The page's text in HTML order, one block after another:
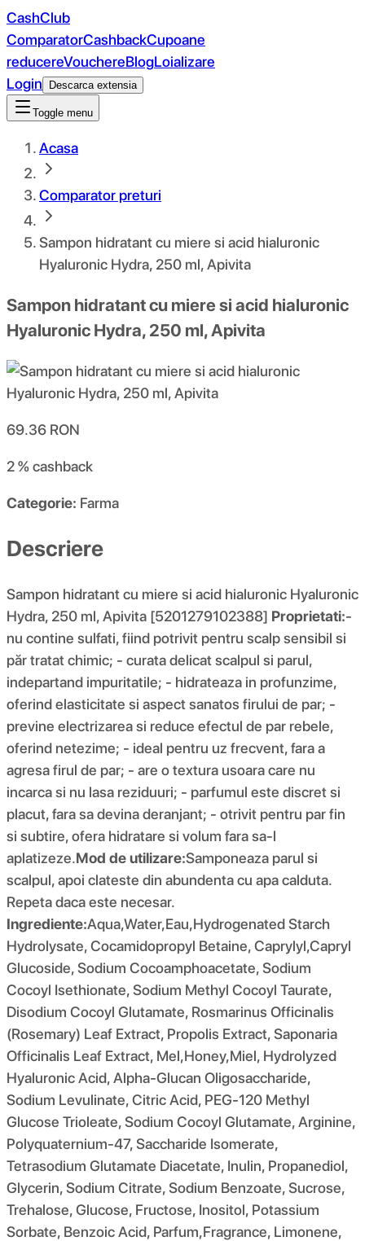
CashClub
ComparatorCashbackCupoane
reducereVouchereBlogLoializare
Login
Descarca extensia
Toggle menu
Acasa
Comparator preturi
Sampon hidratant cu miere si acid hialuronic
Hyaluronic Hydra, 250 ml, Apivita
Sampon hidratant cu miere si acid hialuronic
Hyaluronic Hydra, 250 ml, Apivita
69.36 RON
2 %cashback
Categorie: Farma
Descriere
Sampon hidratant cu miere si acid hialuronic Hyaluronic
Hydra, 250 ml, Apivita [5201279102388] Proprietati:-
nu contine sulfati, fiind potrivit pentru scalp sensibil si
păr tratat chimic; - curata delicat scalpul si parul,
indepartand impuritatile; - hidrateaza in profunzime,
oferind elasticitate si aspect sanatos firului de par; -
previne electrizarea si reduce efectul de par rebele,
oferind netezime; - ideal pentru uz frecvent, fara a
agresa firul de par; - are o textura usoara care nu
incarca si nu lasa reziduuri; - parfumul este discret si
placut, fara sa devina deranjant; - otrivit pentru par fin
si subtire, ofera hidratare si volum fara sa-l
aplatizeze.Mod de utilizare:Samponeaza parul si
scalpul, apoi clateste din abundenta cu apa calduta.
Repeta daca este necesar.
Ingrediente:Aqua,Water,Eau,Hydrogenated Starch
Hydrolysate, Cocamidopropyl Betaine, Caprylyl,Capryl
Glucoside, Sodium Cocoamphoacetate, Sodium
Cocoyl Isethionate, Sodium Methyl Cocoyl Taurate,
Disodium Cocoyl Glutamate, Rosmarinus Officinalis
(Rosemary) Leaf Extract, Propolis Extract, Saponaria
Officinalis Leaf Extract, Mel,Honey,Miel, Hydrolyzed
Hyaluronic Acid, Alpha-Glucan Oligosaccharide,
Sodium Levulinate, Citric Acid, PEG-120 Methyl
Glucose Trioleate, Sodium Cocoyl Glutamate, Arginine,
Polyquaternium-47, Saccharide Isomerate,
Tetrasodium Glutamate Diacetate, Inulin, Propanediol,
Glycerin, Sodium Citrate, Sodium Benzoate, Sucrose,
Trehalose, Glucose, Fructose, Inositol, Potassium
Sorbate, Benzoic Acid, Parfum,Fragrance, Limonene,